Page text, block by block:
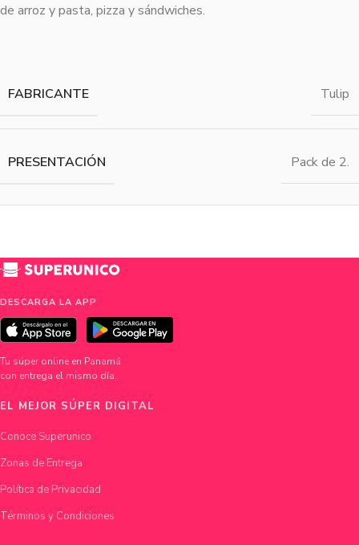
de arroz y pasta, pizza y sándwiches.
FABRICANTE Tulip
PRESENTACIÓN Pack de 2.
DESCARGA LA APP
Tu súper online en Panamá
con entrega el mismo día.
EL MEJOR SÚPER DIGITAL
Conoce Superunico
Zonas de Entrega
Política de Privacidad
Términos y Condiciones